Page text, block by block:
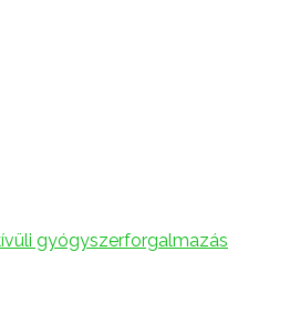
gyógyszerforgalmazás